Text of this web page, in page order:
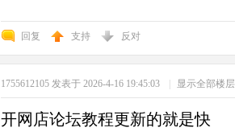
回复 支持 反对
1755612105 发表于 2026-4-16 19:45:03 | 显示全部楼层
开网店论坛教程更新的就是快